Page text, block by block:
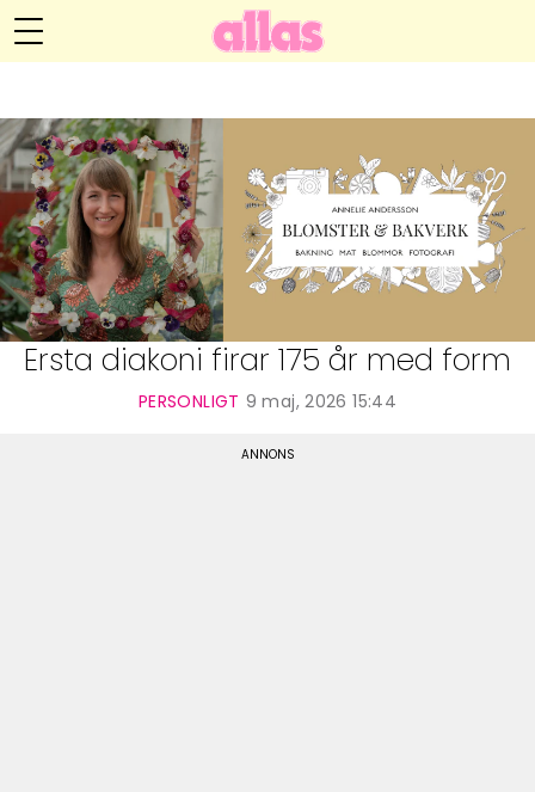
Hälsa
Relationer
Handarbete
Annelie Anderssons blogg
Hem
Om Annelie
Kategorier
Arkiv
Webshop
Ersta diakoni firar 175 år med form
PERSONLIGT 9 maj, 2026 15:44